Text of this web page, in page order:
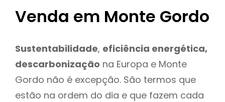
Venda em Monte Gordo
Sustentabilidade, eficiência energética,
descarbonização na Europa e Monte
Gordo não é excepção. São termos que
estão na ordem do dia e que fazem cada